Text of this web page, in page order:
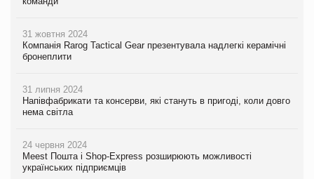
31 жовтня 2024
Компанія Rarog Tactical Gear презентувала надлегкі керамічні
бронеплити
31 липня 2024
Напівфабрикати та консерви, які стануть в пригоді, коли довго
нема світла
24 червня 2024
Meest Пошта і Shop-Express розширюють можливості
українських підприємців